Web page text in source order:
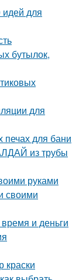
идей для
бутылок,
для
печах для бани
из трубы
руками
своими
и деньги
краски